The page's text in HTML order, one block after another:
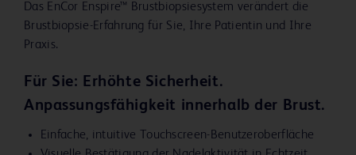
Das EnCor Enspire™ Brustbiopsiesystem verändert die
Brustbiopsie-Erfahrung für Sie, Ihre Patientin und Ihre
Praxis.
Für Sie: Erhöhte Sicherheit.
Anpassungsfähigkeit innerhalb der Brust.
Einfache, intuitive Touchscreen-Benutzeroberfläche